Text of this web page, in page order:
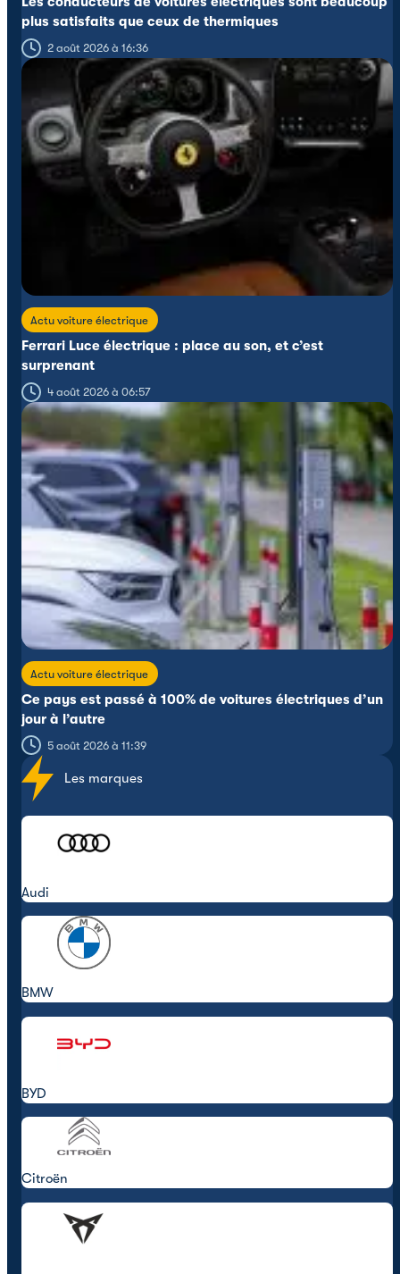
plus satisfaits que ceux de thermiques
2 août 2026 à 16:36
Actu voiture électrique
Ferrari Luce électrique : place au son, et c’est
surprenant
4 août 2026 à 06:57
Actu voiture électrique
Ce pays est passé à 100% de voitures électriques d’un
jour à l’autre
5 août 2026 à 11:39
Les marques
Audi
BMW
BYD
Citroën